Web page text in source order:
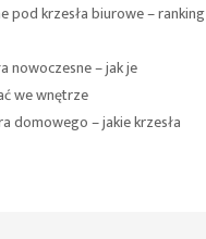
pod krzesła biurowe – ranking
nowoczesne – jak je
we wnętrze
domowego – jakie krzesła